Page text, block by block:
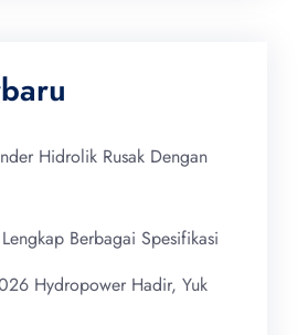
Hidrolik Rusak Dengan
Berbagai Spesifikasi
Hydropower Hadir, Yuk